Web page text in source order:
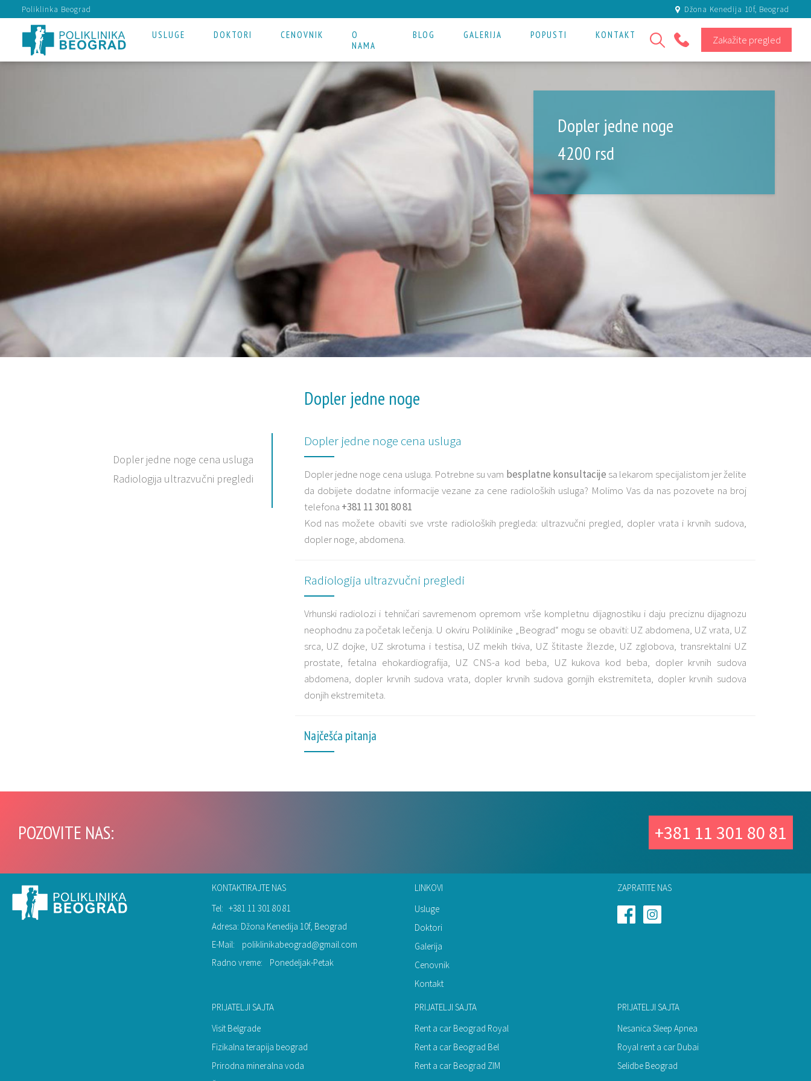
Poliklinka Beograd Džona Kenedija 10f, Beograd
USLUGE DOKTORI CENOVNIK
O
NAMA
BLOG GALERIJA POPUSTI KONTAKT
+381 11 301 80 81
Zakažite pregled
Dopler jedne noge
4200 rsd
Dopler jedne noge
Dopler jedne noge cena usluga
Radiologija ultrazvučni pregledi
Dopler jedne noge cena usluga
Dopler jedne noge cena usluga. Potrebne su vam besplatne konsultacije sa lekarom specijalistom jer želite
da dobijete dodatne informacije vezane za cene radioloških usluga? Molimo Vas da nas pozovete na broj
telefona +381 11 301 80 81
Kod nas možete obaviti sve vrste radioloških pregleda: ultrazvučni pregled, dopler vrata i krvnih sudova,
dopler noge, abdomena.
Radiologija ultrazvučni pregledi
Vrhunski radiolozi i tehničari savremenom opremom vrše kompletnu dijagnostiku i daju preciznu dijagnozu
neophodnu za početak lečenja. U okviru Poliklinike „Beograd“ mogu se obaviti: UZ abdomena, UZ vrata, UZ
srca, UZ dojke, UZ skrotuma i testisa, UZ mekih tkiva, UZ štitaste žlezde, UZ zglobova, transrektalni UZ
prostate, fetalna ehokardiografija, UZ CNS-a kod beba, UZ kukova kod beba, dopler krvnih sudova
abdomena, dopler krvnih sudova vrata, dopler krvnih sudova gornjih ekstremiteta, dopler krvnih sudova
donjih ekstremiteta.
Najčešća pitanja
POZOVITE NAS: +381 11 301 80 81
KONTAKTIRAJTE NAS
Tel: +381 11 301 80 81
Adresa: Džona Kenedija 10f, Beograd
E-Mail: poliklinikabeograd@gmail.com
Radno vreme: Ponedeljak-Petak
LINKOVI
Usluge
Doktori
Galerija
Cenovnik
Kontakt
ZAPRATITE NAS
PRIJATELJI SAJTA
Visit Belgrade
Fizikalna terapija beograd
Prirodna mineralna voda
PRIJATELJI SAJTA
Rent a car Beograd Royal
Rent a car Beograd Bel
Rent a car Beograd ZIM
PRIJATELJI SAJTA
Nesanica Sleep Apnea
Royal rent a car Dubai
Selidbe Beograd